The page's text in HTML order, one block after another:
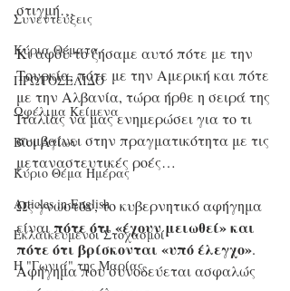
Συνεντεύξεις
Κύρια Θέματα
ΠΡΩΤΟΣΕΛΙΔΟ
Ωφέλιμα Κείμενα
Βίοι Αγίων
Κύριο Θέμα Ημέρας
Articles in English
Εκλαϊκευμένοι Στοχασμοί
Η "Γωνιά" της Μαρίας
στιγμή…
Κι αφού το ζήσαμε αυτό πότε με την
Τουρκία, πότε με την Αμερική και πότε
με την Αλβανία, τώρα ήρθε η σειρά της
Ιταλίας να μας ενημερώσει για το τι
συμβαίνει στην πραγματικότητα με τις
μεταναστευτικές ροές…
Ως γνωστόν, το κυβερνητικό αφήγημα
είναι πότε ότι «έχουν μειωθεί» και
πότε ότι βρίσκονται «υπό έλεγχο».
Αφήγημα που συνοδεύεται ασφαλώς